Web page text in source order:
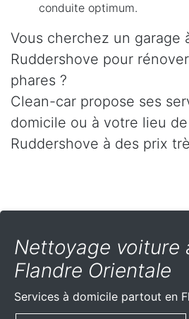
conduite optimum.
Vous cherchez un garage
Ruddershove pour
phares ?
Clean-car propose ses
domicile ou à votre lieu
Ruddershove à des prix
Nettoyage voiture
Flandre Orientale
Services à domicile partout en